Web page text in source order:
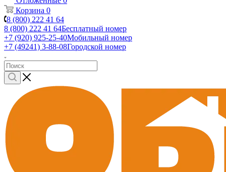
Корзина 0
8 (800) 222 41 64
8 (800) 222 41 64Бесплатный номер
+7 (920) 925-25-40Мобильный номер
+7 (49241) 3-88-08Городской номер